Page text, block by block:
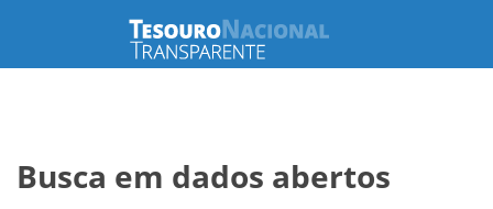
Busca em dados abertos